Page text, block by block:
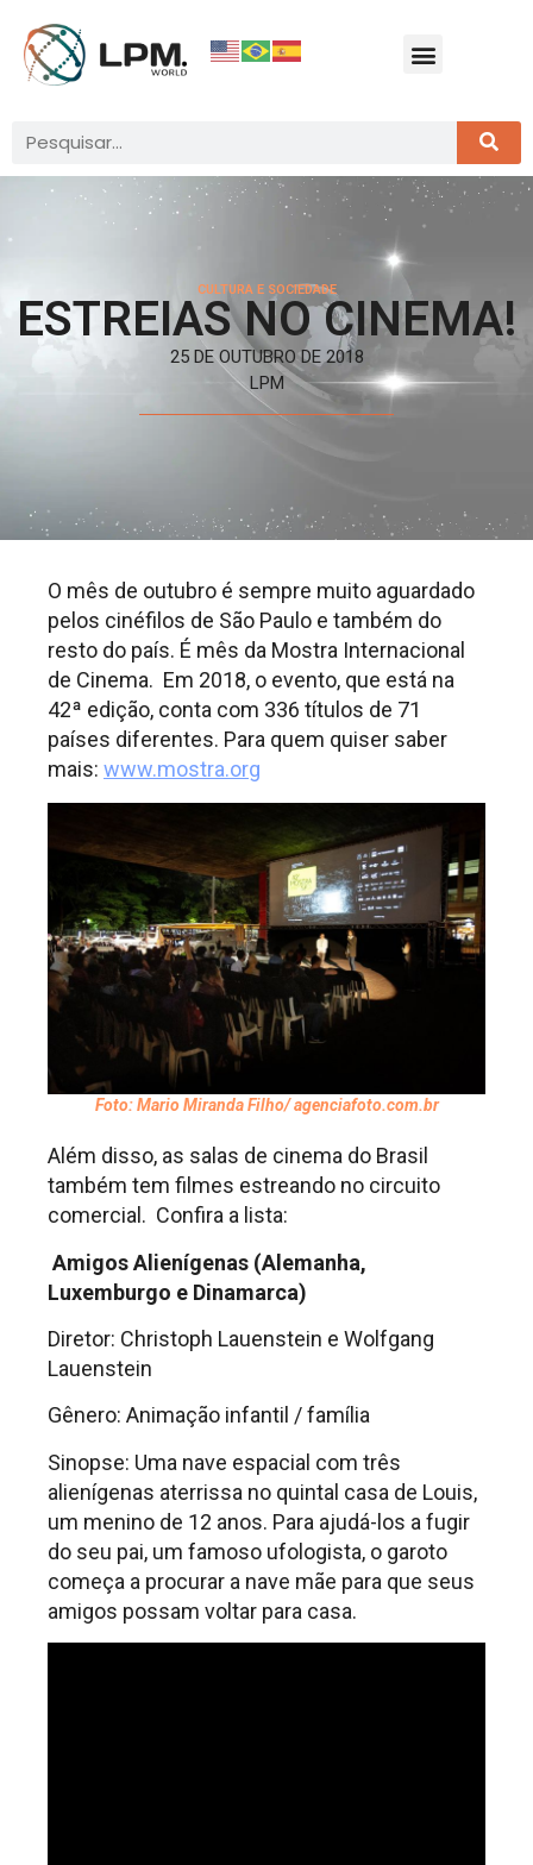
CULTURA E SOCIEDADE
ESTREIAS NO CINEMA!
25 DE OUTUBRO DE 2018
LPM
O mês de outubro é sempre muito aguardado
pelos cinéfilos de São Paulo e também do
resto do país. É mês da Mostra Internacional
de Cinema. Em 2018, o evento, que está na
42ª edição, conta com 336 títulos de 71
países diferentes. Para quem quiser saber
mais: www.mostra.org
Foto: Mario Miranda Filho/ agenciafoto.com.br
Além disso, as salas de cinema do Brasil
também tem filmes estreando no circuito
comercial. Confira a lista:
Amigos Alienígenas (Alemanha,
Luxemburgo e Dinamarca)
Diretor: Christoph Lauenstein e Wolfgang
Lauenstein
Gênero: Animação infantil / família
Sinopse: Uma nave espacial com três
alienígenas aterrissa no quintal casa de Louis,
um menino de 12 anos. Para ajudá-los a fugir
do seu pai, um famoso ufologista, o garoto
começa a procurar a nave mãe para que seus
amigos possam voltar para casa.